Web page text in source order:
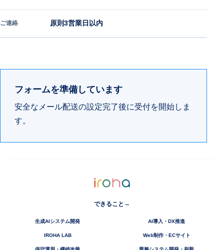
ご連絡 原則3営業日以内
フォームを準備しています
安全なメール配送の設定完了後に受付を開始しま
す。
できること →
生成AIシステム開発 AI導入・DX推進
IROHA LAB Web制作・ECサイト